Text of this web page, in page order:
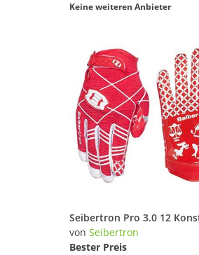
Keine weiteren Anbieter
von Seibertron
Bester Preis